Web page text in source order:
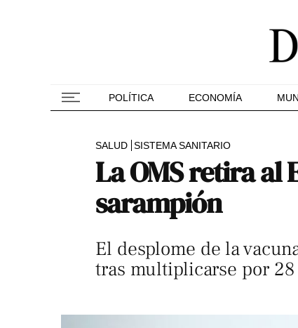
POLÍTICA ECONOMÍA
SALUD SISTEMA SANITARIO
La OMS retira al
sarampión
El desplome de la
tras multiplicarse por